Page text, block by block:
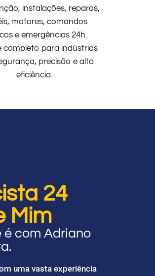
instalações, reparos,
motores, comandos
e emergências 24h.
completo para indústrias
precisão e alta
eficiência.
24
Mim
com Adriano
uma vasta experiência